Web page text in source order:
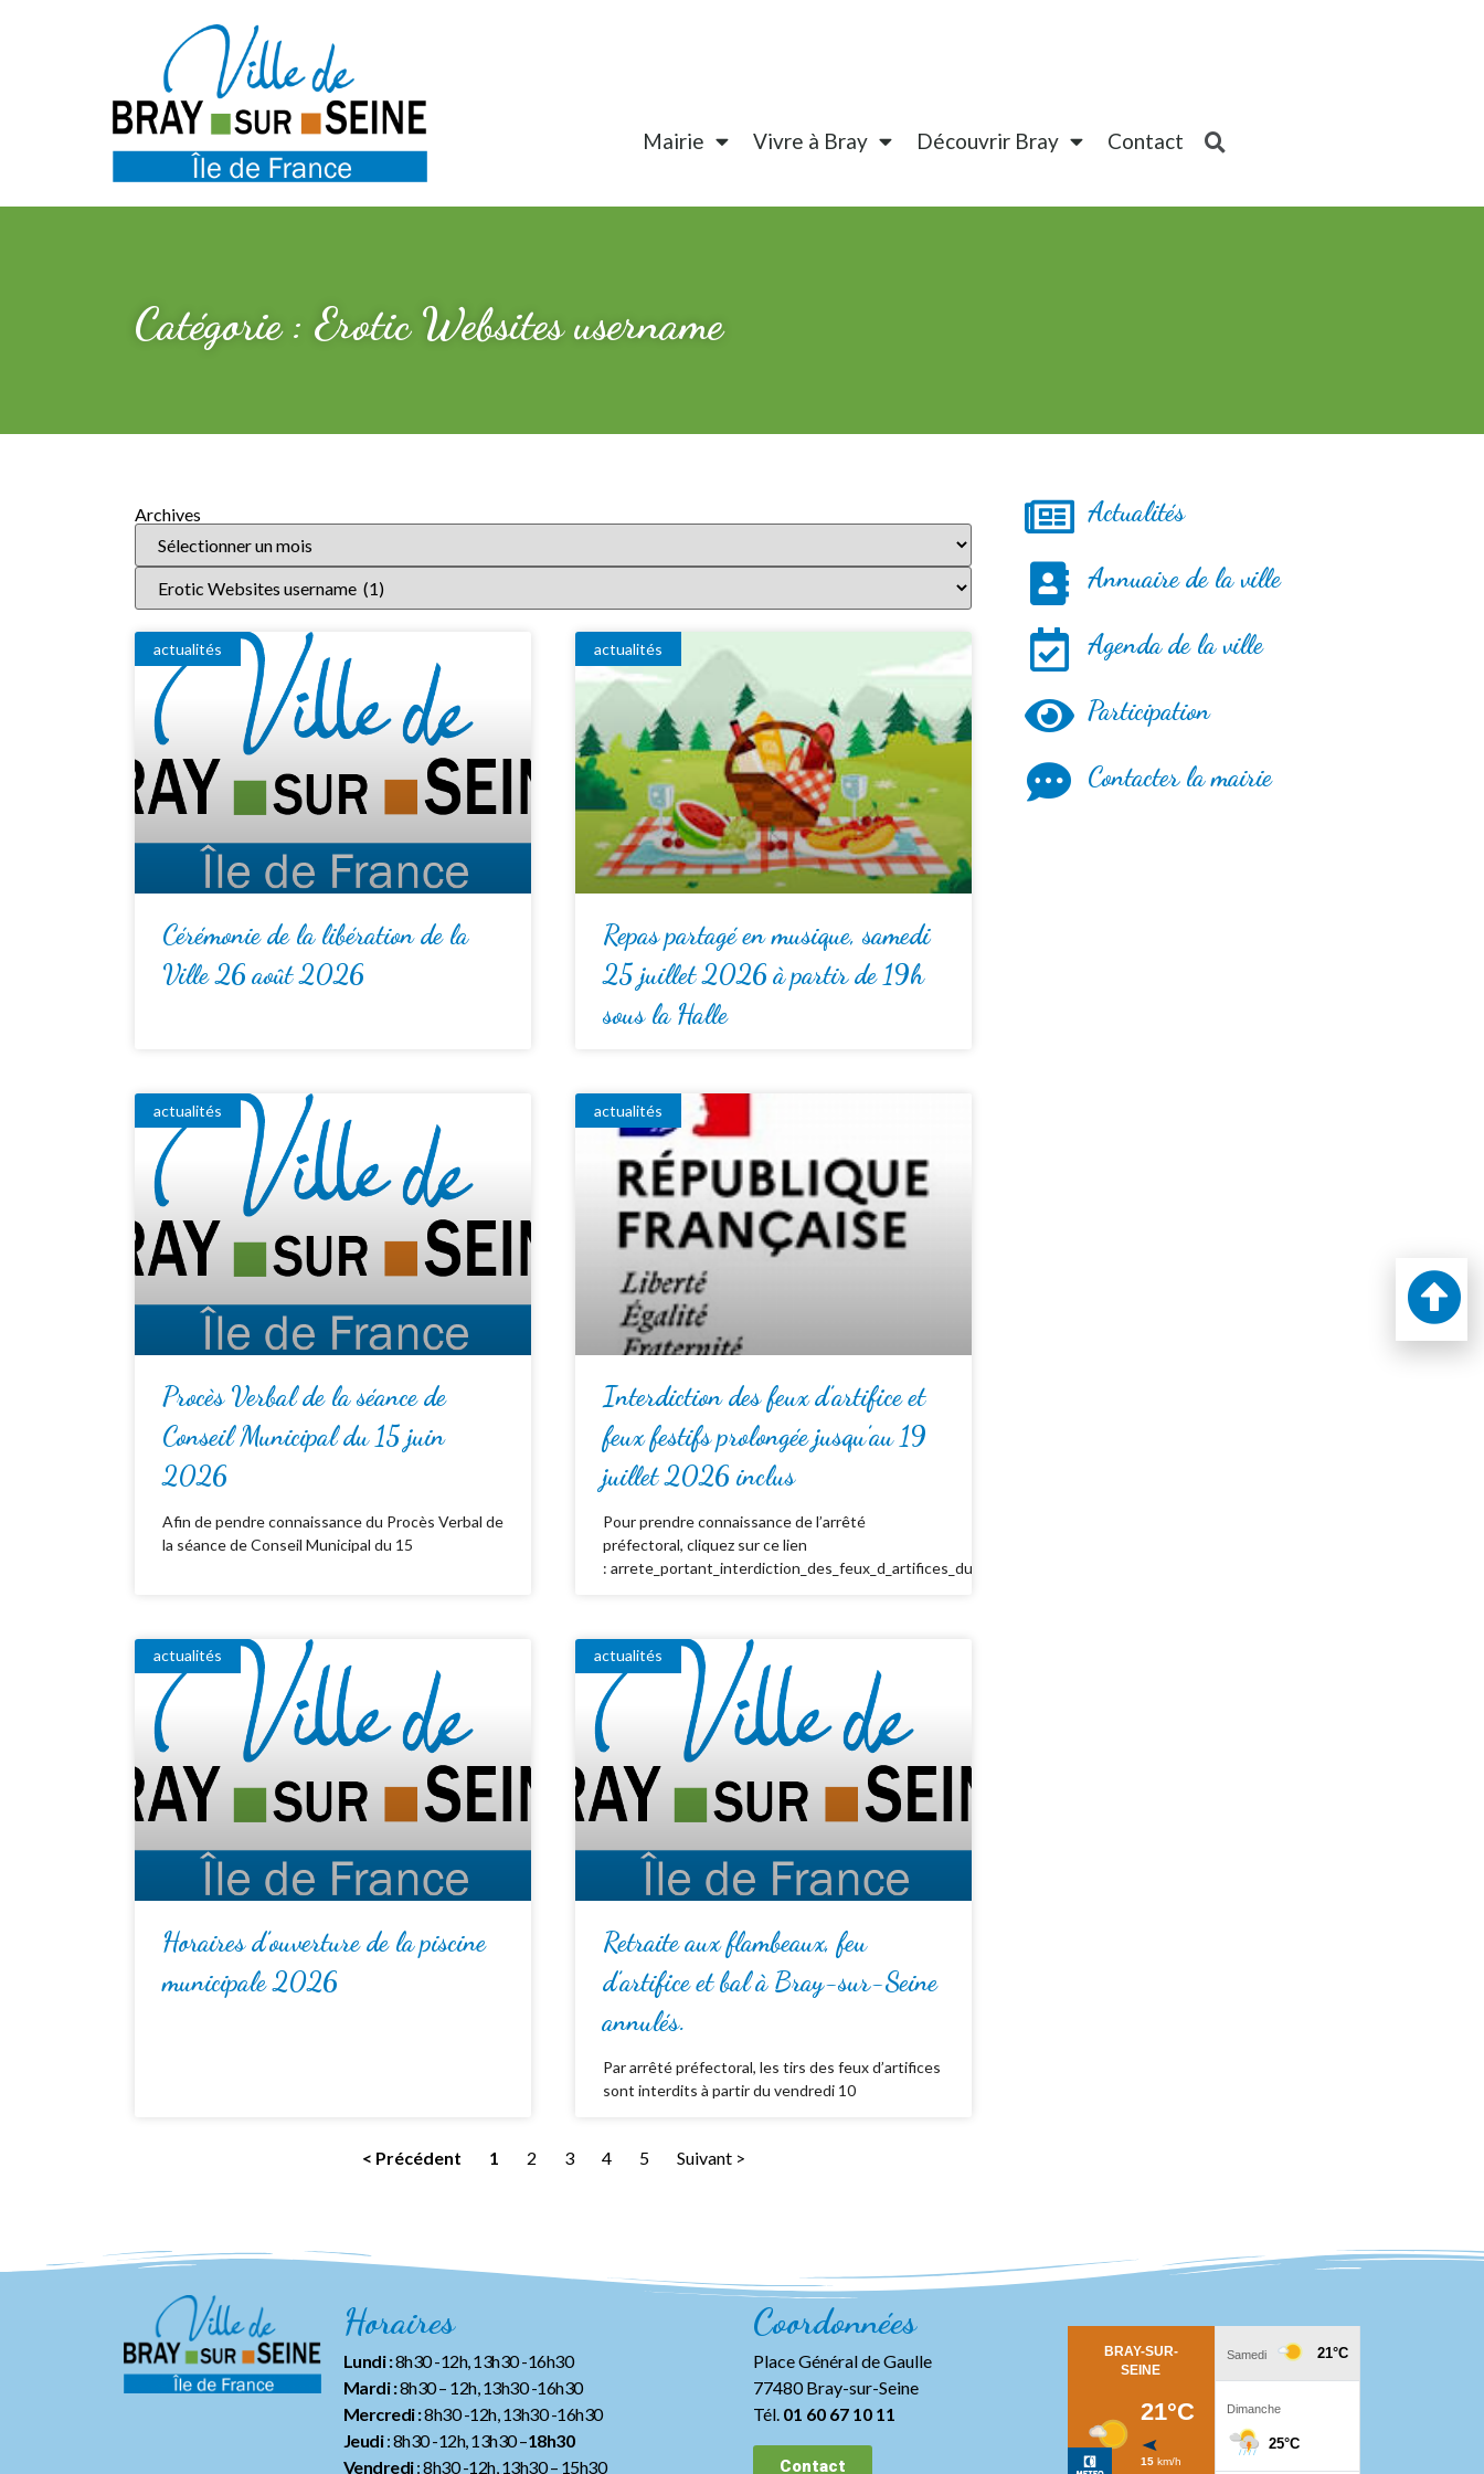
Mairie Vivre à Bray Découvrir Bray Contact
Catégorie : Erotic Websites username
Archives
actualités
Cérémonie de la libération de la
Ville 26 août 2026
actualités
Repas partagé en musique, samedi
25 juillet 2026 à partir de 19h
sous la Halle
actualités
Procès Verbal de la séance de
Conseil Municipal du 15 juin
2026
Afin de pendre connaissance du Procès Verbal de
la séance de Conseil Municipal du 15
actualités
Interdiction des feux d’artifice et
feux festifs prolongée jusqu’au 19
juillet 2026 inclus
Pour prendre connaissance de l’arrêté
préfectoral, cliquez sur ce lien
: arrete_portant_interdiction_des_feux_d_artifices_du_15_au_19_juillet_2026
actualités
Horaires d’ouverture de la piscine
municipale 2026
actualités
Retraite aux flambeaux, feu
d’artifice et bal à Bray-sur-Seine
annulés.
Par arrêté préfectoral, les tirs des feux d’artifices
sont interdits à partir du vendredi 10
< Précédent 1 2 3 4 5 Suivant >
Actualités
Annuaire de la ville
Agenda de la ville
Participation
Contacter la mairie
Horaires
Lundi :8h30 -12h, 13h30 -16h30
Mardi :8h30 – 12h, 13h30 -16h30
Mercredi :8h30 -12h, 13h30 -16h30
Jeudi: 8h30 -12h, 13h30 –18h30
Vendredi: 8h30 -12h, 13h30– 15h30
Coordonnées
Place Général de Gaulle
77480 Bray-sur-Seine
Tél. 01 60 67 10 11
Contact